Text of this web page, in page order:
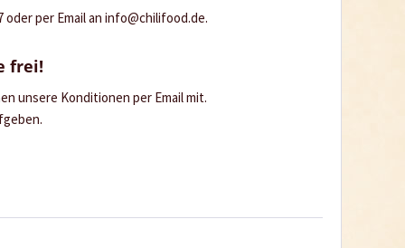
oder per Email an info@chilifood.de.
frei!
unsere Konditionen per Email mit.